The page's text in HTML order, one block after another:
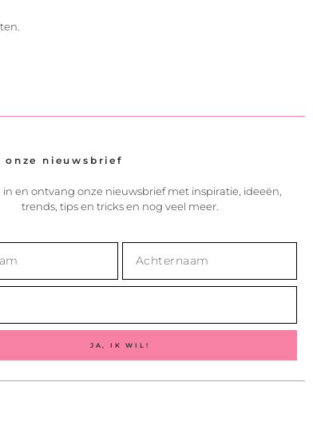
onze nieuwsbrief
in en ontvang onze nieuwsbrief met inspiratie, ideeën,
trends, tips en tricks en nog veel meer.
JA, IK WIL!